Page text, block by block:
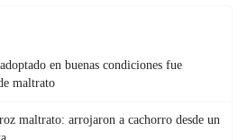
en buenas condiciones fue
maltrato
maltrato: arrojaron a cachorro desde un